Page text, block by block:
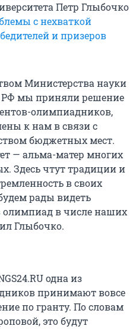
Петр Глыбочко
с нехваткой
и призеров
Министерства науки
РФ мы приняли решение
олимпиадников,
к нам в связи с
бюджетных мест.
— альма-матер многих
Здесь чтут традиции и
в своих
рады видеть
олимпиад в числе наших
Глыбочко.
одна из
принимают вовсе
по гранту. По словам
это будут